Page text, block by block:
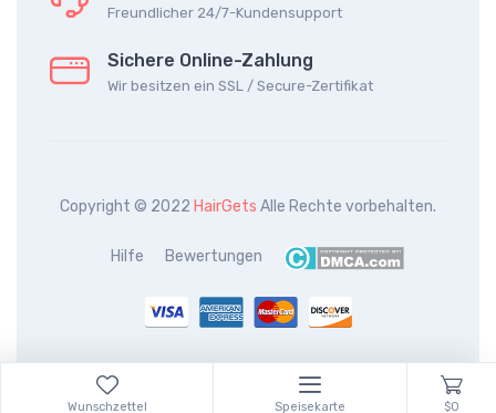
Freundlicher 24/7-Kundensupport
Sichere Online-Zahlung
Wir besitzen ein SSL / Secure-Zertifikat
Copyright © 2022 HairGets Alle Rechte vorbehalten.
Hilfe Bewertungen
Wunschzettel Speisekarte $0